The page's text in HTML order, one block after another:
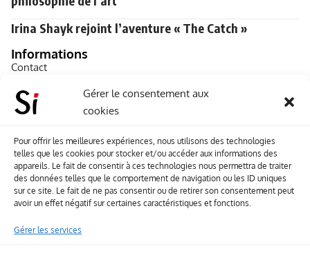
Gérer le consentement aux
cookies
Pour offrir les meilleures expériences, nous utilisons des technologies
telles que les cookies pour stocker et/ou accéder aux informations des
appareils. Le fait de consentir à ces technologies nous permettra de traiter
des données telles que le comportement de navigation ou les ID uniques
sur ce site. Le fait de ne pas consentir ou de retirer son consentement peut
avoir un effet négatif sur certaines caractéristiques et fonctions.
Gérer les services
Irina Shayk rejoint l’aventure « The Catch »
Informations
Contact
A propos de Souffle inédit
L’équipe
Sitemap
Envoyez-nous vos créations artisitiques
Envie que vos votre contenu soit publié sur le site